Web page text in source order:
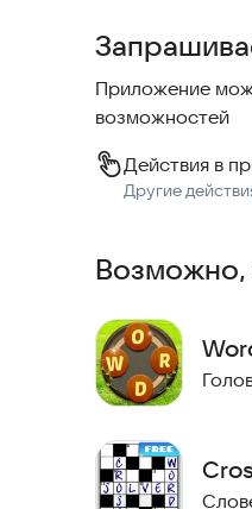
регулярным
данных. Вы
Словарь
Приложение
возможностей
Действия в
Другие
Возможно,